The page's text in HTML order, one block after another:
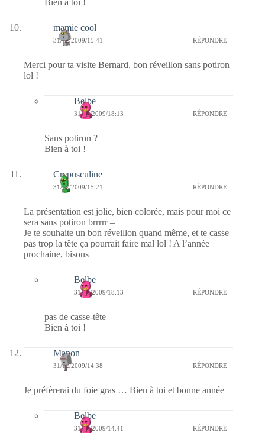
mamie cool
31/12/2009/15:41 RÉPONDRE
Merci pour ta visite Bernard, bon réveillon sans potiron
lol !
Belbe
31/12/2009/18:13 RÉPONDRE
Sans potiron ?
Bien à toi !
Crepusculine
31/12/2009/15:21 RÉPONDRE
La présentation est jolie, bien colorée, mais pour moi ce
sera sans potiron brrrrr –
Je te souhaite un bon réveillon quand même, et te casse
pas trop la tête ça pourrait faire mal lol ! A l’année
prochaine, bisous
Belbe
31/12/2009/18:13 RÉPONDRE
pas de casse-tête
Bien à toi !
Manon
31/12/2009/14:38 RÉPONDRE
Je préfèrerai du foie gras … Bien à toi et bonne année
Belbe
31/12/2009/14:41 RÉPONDRE